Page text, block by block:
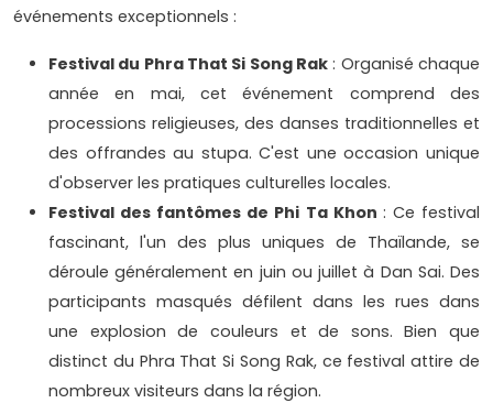
événements exceptionnels :
Festival du Phra That Si Song Rak : Organisé chaque
année en mai, cet événement comprend des
processions religieuses, des danses traditionnelles et
des offrandes au stupa. C'est une occasion unique
d'observer les pratiques culturelles locales.
Festival des fantômes de Phi Ta Khon : Ce festival
fascinant, l'un des plus uniques de Thaïlande, se
déroule généralement en juin ou juillet à Dan Sai. Des
participants masqués défilent dans les rues dans
une explosion de couleurs et de sons. Bien que
distinct du Phra That Si Song Rak, ce festival attire de
nombreux visiteurs dans la région.